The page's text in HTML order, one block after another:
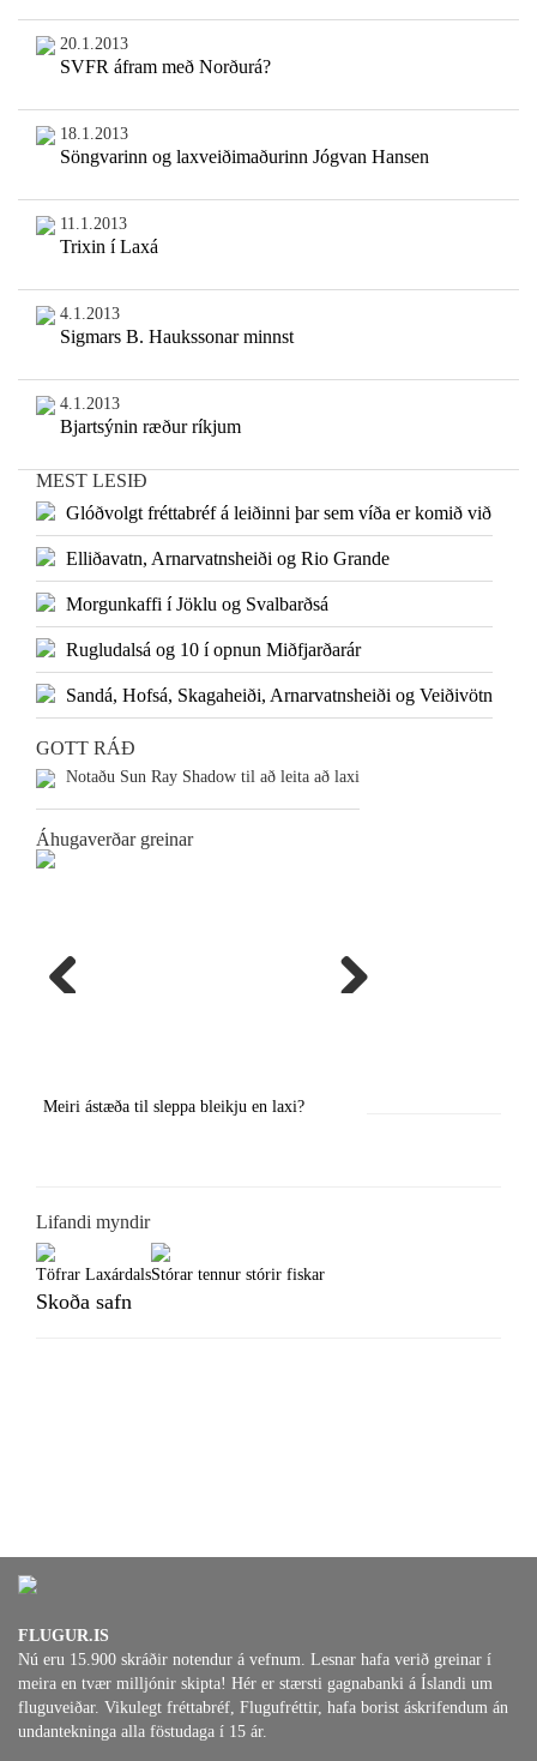
20.1.2013
SVFR áfram með Norðurá?
18.1.2013
Söngvarinn og laxveiðimaðurinn Jógvan Hansen
11.1.2013
Trixin í Laxá
4.1.2013
Sigmars B. Haukssonar minnst
4.1.2013
Bjartsýnin ræður ríkjum
MEST LESIÐ
Glóðvolgt fréttabréf á leiðinni þar sem víða er komið við
Elliðavatn, Arnarvatnsheiði og Rio Grande
Morgunkaffi í Jöklu og Svalbarðsá
Rugludalsá og 10 í opnun Miðfjarðarár
Sandá, Hofsá, Skagaheiði, Arnarvatnsheiði og Veiðivötn
GOTT RÁÐ
Notaðu Sun Ray Shadow til að leita að laxi
Áhugaverðar greinar
Meiri ástæða til sleppa bleikju en laxi?
Lifandi myndir
Töfrar LaxárdalsStórar tennur stórir fiskar
Skoða safn
FLUGUR.IS
Nú eru 15.900 skráðir notendur á vefnum. Lesnar hafa verið greinar í
meira en tvær milljónir skipta! Hér er stærsti gagnabanki á Íslandi um
fluguveiðar. Vikulegt fréttabréf, Flugufréttir, hafa borist áskrifendum án
undantekninga alla föstudaga í 15 ár.